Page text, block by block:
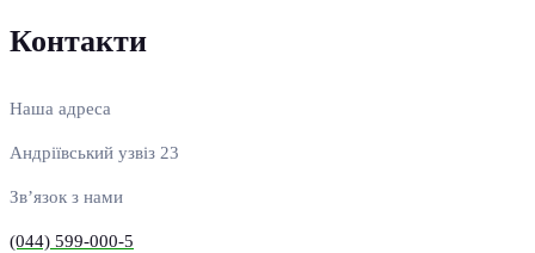
Контакти
Наша адреса
Андріївський узвіз 23
Зв’язок з нами
(044) 599-000-5